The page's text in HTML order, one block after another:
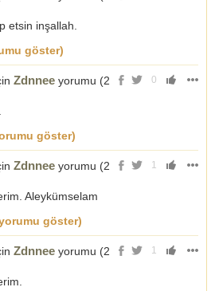
etsin inşallah.
göster)
0
Zdnnee yorumu (2
göster)
1
Zdnnee yorumu (2
Aleykümselam
göster)
1
Zdnnee yorumu (2